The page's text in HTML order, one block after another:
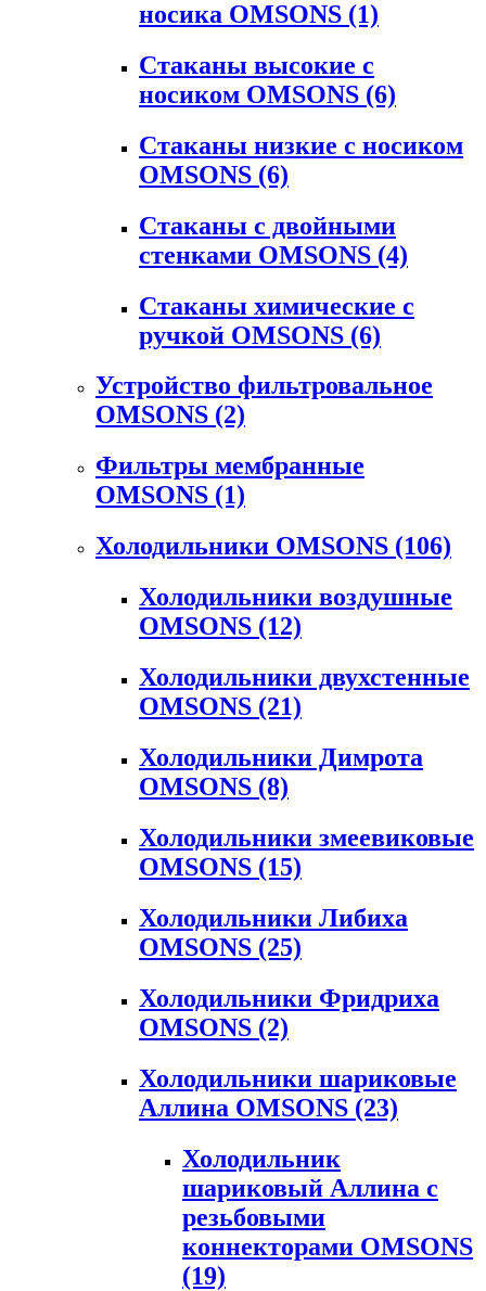
носика OMSONS (1)
Стаканы высокие с
носиком OMSONS (6)
Стаканы низкие с носиком
OMSONS (6)
Стаканы с двойными
стенками OMSONS (4)
Стаканы химические с
ручкой OMSONS (6)
Устройство фильтровальное
OMSONS (2)
Фильтры мембранные
OMSONS (1)
Холодильники OMSONS (106)
Холодильники воздушные
OMSONS (12)
Холодильники двухстенные
OMSONS (21)
Холодильники Димрота
OMSONS (8)
Холодильники змеевиковые
OMSONS (15)
Холодильники Либиха
OMSONS (25)
Холодильники Фридриха
OMSONS (2)
Холодильники шариковые
Аллина OMSONS (23)
Холодильник
шариковый Аллина с
резьбовыми
коннекторами OMSONS
(19)